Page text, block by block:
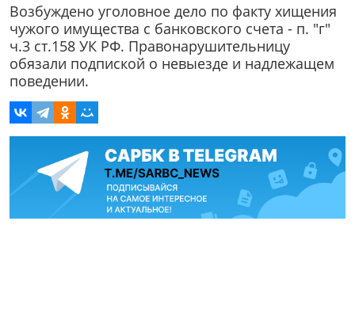
Возбуждено уголовное дело по факту хищения
чужого имущества с банковского счета - п. "г"
ч.3 ст.158 УК РФ. Правонарушительницу
обязали подпиской о невыезде и надлежащем
поведении.